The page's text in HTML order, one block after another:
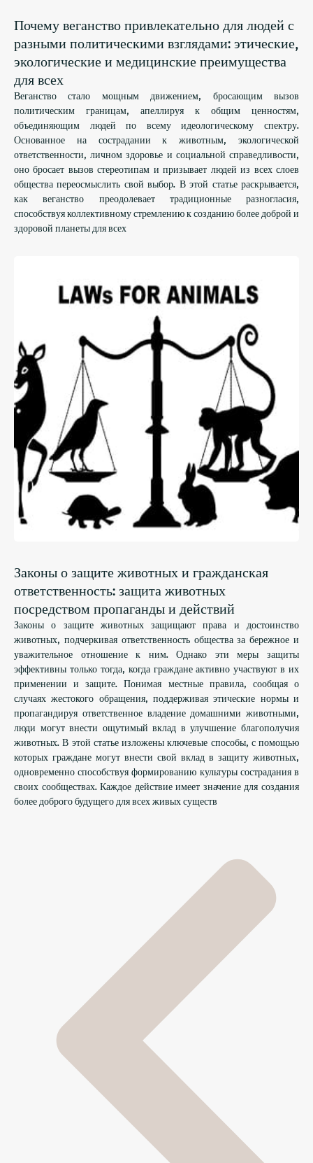
Почему веганство привлекательно для людей с
разными политическими взглядами: этические,
экологические и медицинские преимущества
для всех
Веганство стало мощным движением, бросающим вызов
политическим границам, апеллируя к общим ценностям,
объединяющим людей по всему идеологическому спектру.
Основанное на сострадании к животным, экологической
ответственности, личном здоровье и социальной справедливости,
оно бросает вызов стереотипам и призывает людей из всех слоев
общества переосмыслить свой выбор. В этой статье раскрывается,
как веганство преодолевает традиционные разногласия,
способствуя коллективному стремлению к созданию более доброй и
здоровой планеты для всех
Законы о защите животных и гражданская
ответственность: защита животных
посредством пропаганды и действий
Законы о защите животных защищают права и достоинство
животных, подчеркивая ответственность общества за бережное и
уважительное отношение к ним. Однако эти меры защиты
эффективны только тогда, когда граждане активно участвуют в их
применении и защите. Понимая местные правила, сообщая о
случаях жестокого обращения, поддерживая этические нормы и
пропагандируя ответственное владение домашними животными,
люди могут внести ощутимый вклад в улучшение благополучия
животных. В этой статье изложены ключевые способы, с помощью
которых граждане могут внести свой вклад в защиту животных,
одновременно способствуя формированию культуры сострадания в
своих сообществах. Каждое действие имеет значение для создания
более доброго будущего для всех живых существ